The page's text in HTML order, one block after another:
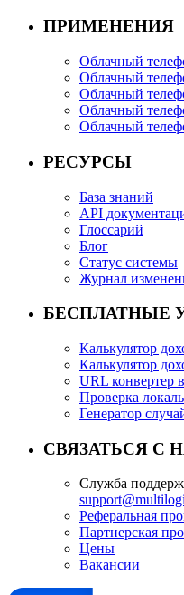
ПРИМЕНЕНИЯ
Облачный
Облачный
Облачный
Облачный
Облачный
РЕСУРСЫ
База знаний
API
Глоссарий
Блог
Статус системы
Журнал
БЕСПЛАТНЫЕ
Калькулятор
Калькулятор
URL конвертер
Проверка
Генератор
СВЯЗАТЬСЯ С
Служба
Реферальная
Партнерская
Цены
Вакансии